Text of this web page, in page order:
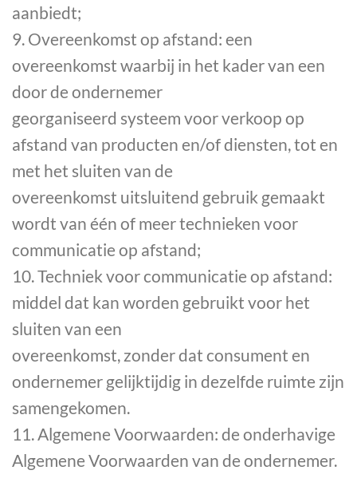
aanbiedt;
9. Overeenkomst op afstand: een
overeenkomst waarbij in het kader van een
door de ondernemer
georganiseerd systeem voor verkoop op
afstand van producten en/of diensten, tot en
met het sluiten van de
overeenkomst uitsluitend gebruik gemaakt
wordt van één of meer technieken voor
communicatie op afstand;
10. Techniek voor communicatie op afstand:
middel dat kan worden gebruikt voor het
sluiten van een
overeenkomst, zonder dat consument en
ondernemer gelijktijdig in dezelfde ruimte zijn
samengekomen.
11. Algemene Voorwaarden: de onderhavige
Algemene Voorwaarden van de ondernemer.